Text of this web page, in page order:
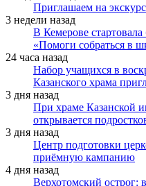
Приглашаем на
3 недели назад
В Кемерове стартовала
«Помоги собраться в
24 часа назад
Набор учащихся в
Казанского храма
3 дня назад
При храме Казанской
открывается
3 дня назад
Центр подготовки
приёмную кампанию
4 дня назад
Верхотомский острог: